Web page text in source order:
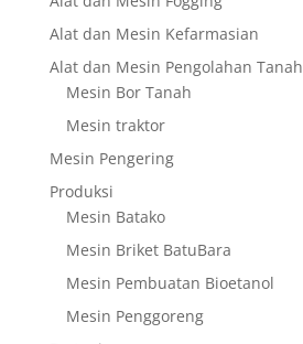
Alat dan Mesin Kefarmasian
Alat dan Mesin Pengolahan Tanah
Mesin Bor Tanah
Mesin traktor
Mesin Pengering
Produksi
Mesin Batako
Mesin Briket BatuBara
Mesin Pembuatan Bioetanol
Mesin Penggoreng